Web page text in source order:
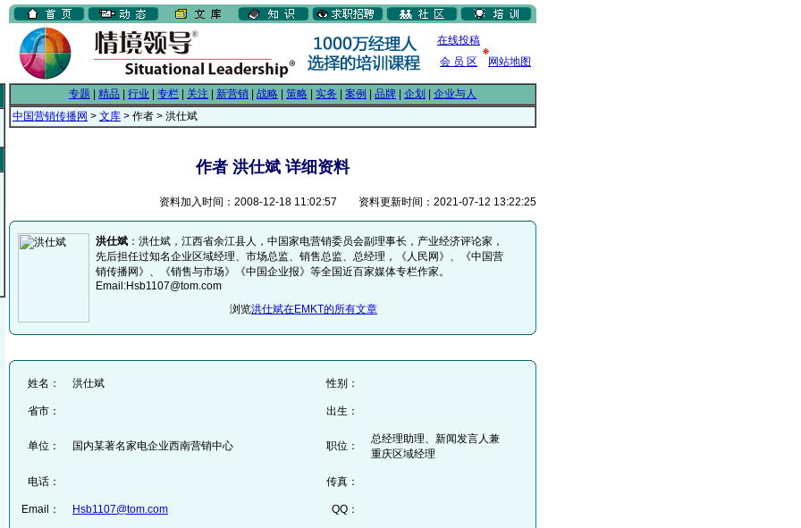
在线投稿
会 员 区
网站地图
专题 精品 行业 专栏 关注 新营销 战略 策略 实务 案例 品牌 企划
企业与人
中国营销传播网 > 文库 > 作者 > 洪仕斌
作者 洪仕斌 详细资料
资料加入时间：2008-12-18 11:02:57 资料更新时间：2021-07-12 13:22:25
洪仕斌 ：洪仕斌，江西省余江县人，中国家电营销委员会副理事长，产业经济评论家，
先后担任过知名企业区域经理、市场总监、销售总监、总经理，《人民网》、《中国营
销传播网》、《销售与市场》《中国企业报》等全国近百家媒体专栏作家。
Email:Hsb1107@tom.com
浏览洪仕斌在EMKT的所有文章
姓名： 洪仕斌 性别：
省市： 出生：
单位： 国内某著名家电企业西南营销中心 职位：
总经理助理、新闻发言人兼
重庆区域经理
电话： 传真：
Email： Hsb1107@tom.com QQ：